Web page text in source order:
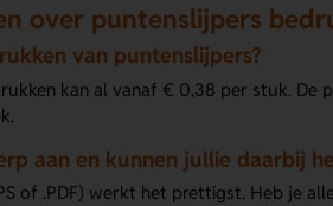
over puntenslijpers
van puntenslijpers?
kan al vanaf € 0,38 per stuk. De
aan en kunnen jullie daarbij
of .PDF) werkt het prettigst. Heb je